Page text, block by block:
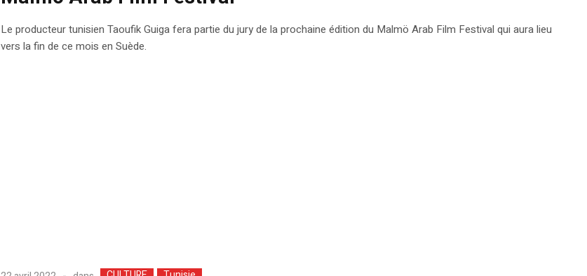
Le producteur tunisien Taoufik Guiga fera partie du jury de la prochaine édition du Malmö Arab Film Festival qui aura lieu
vers la fin de ce mois en Suède.